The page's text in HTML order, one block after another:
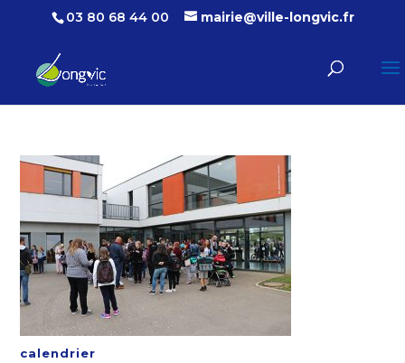
03 80 68 44 00 mairie@ville-longvic.fr
calendrier